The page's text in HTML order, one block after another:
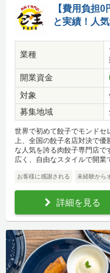
【費用負担
と実績！人
業種
開業資金
対象
募集地域
世界で初めて餃子でモンドセ
上、全国の餃子名店対決で
な人気を誇る肉餃子専門店で
広く、自由なスタイルで開業
お客様に感謝される 未経験から
詳細を見る